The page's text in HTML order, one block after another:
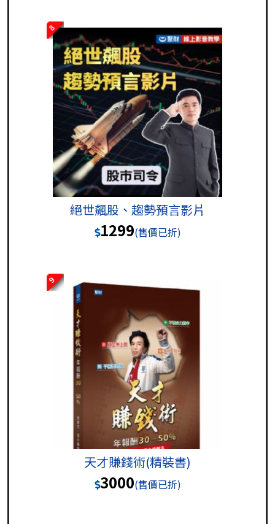
8
絕世飆股、趨勢預言影片
1299(售價已折)
9
天才賺錢術(精裝書)
3000(售價已折)